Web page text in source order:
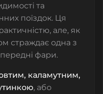
та
поїздок. Ця
але, як
страждає одна з
фари.
каламутним,
, або